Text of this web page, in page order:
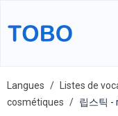
Langues Listes de
cosmétiques
립스틱 -